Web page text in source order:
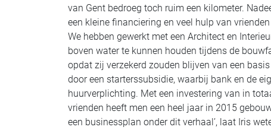
van Gent bedroeg toch ruim een kilometer.
een kleine financiering en veel hulp van
We hebben gewerkt met een Architect en
boven water te kunnen houden tijdens de
opdat zij verzekerd zouden blijven van een
door een starterssubsidie, waarbij bank en de
huurverplichting. Met een investering van in
vrienden heeft men een heel jaar in 2015
een businessplan onder dit verhaal’, laat Iris